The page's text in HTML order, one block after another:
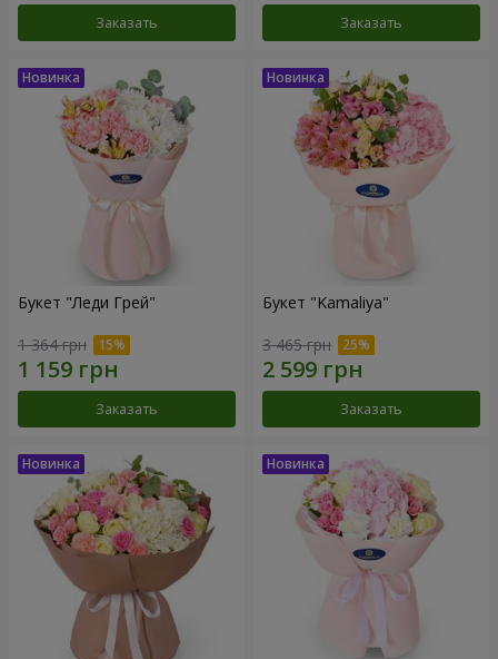
Заказать Заказать
Букет "Леди Грей"
1 364 грн
Заказать
Букет "Kamaliya"
3 465 грн
Заказать